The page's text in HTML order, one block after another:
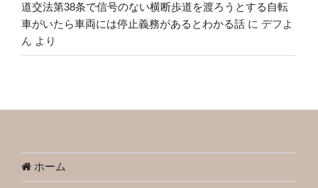
道交法第38条で信号のない横断歩道を渡ろうとする自転
車がいたら車両には停止義務があるとわかる話 に デフよ
ん より
ホーム